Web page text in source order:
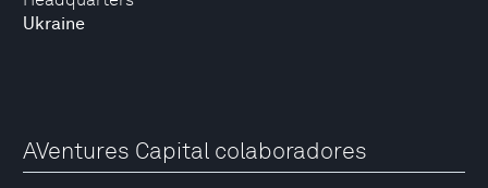
Ukraine
AVentures Capital colaboradores